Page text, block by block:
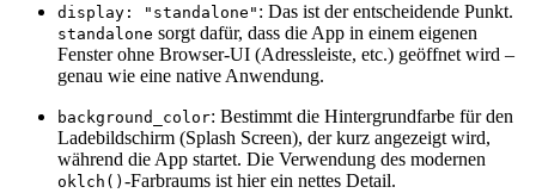
display: "standalone" : Das ist der entscheidende Punkt.
standalone sorgt dafür, dass die App in einem eigenen
Fenster ohne Browser-UI (Adressleiste, etc.) geöffnet wird –
genau wie eine native Anwendung.
background_color: Bestimmt die Hintergrundfarbe für den
Ladebildschirm (Splash Screen), der kurz angezeigt wird,
während die App startet. Die Verwendung des modernen
oklch() -Farbraums ist hier ein nettes Detail.